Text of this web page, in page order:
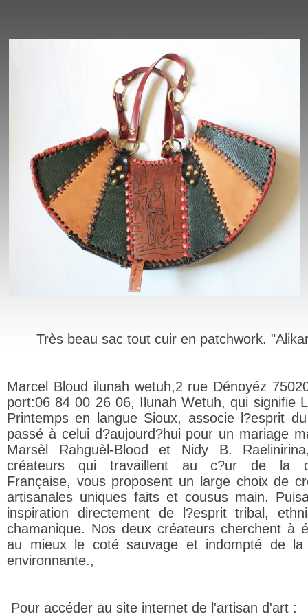
Très beau sac tout cuir en patchwork.
Marcel Bloud ilunah wetuh,2 rue Dénoyéz
port:06 84 00 26 06, Ilunah Wetuh, qui signifie
Printemps en langue Sioux, associe l?esprit
passé à celui d?aujourd?hui pour un mariage
Marsèl Rahguèl-Blood et Nidy B.
créateurs qui travaillent au c?ur de la
Française, vous proposent un large choix de
artisanales uniques faits et cousus main.
inspiration directement de l?esprit tribal,
chamanique. Nos deux créateurs cherchent à
au mieux le coté sauvage et indompté de la
environnante.,
Pour accéder au site internet de l'artisan d'art :